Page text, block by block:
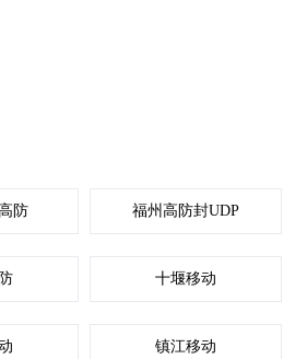
防 福州高防封UDP
十堰移动
镇江移动